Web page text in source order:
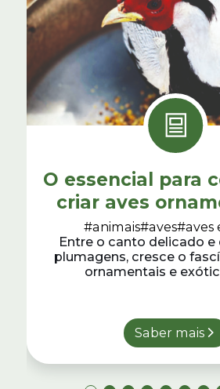
O essencial para
criar aves
exóticas
#animais#aves#aves
Entre o canto delicado e
plumagens, cresce o
ornamentais e
Saber mais